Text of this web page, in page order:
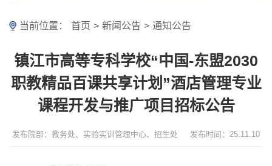
当前位置： 首页 > 新闻公告 > 通知公告
镇江市高等专科学校“中国-东盟2030
职教精品百课共享计划”酒店管理专业
课程开发与推广项目招标公告
发布院部：教务处、实验实训管理中心、招生处 发布时间：25.11.10